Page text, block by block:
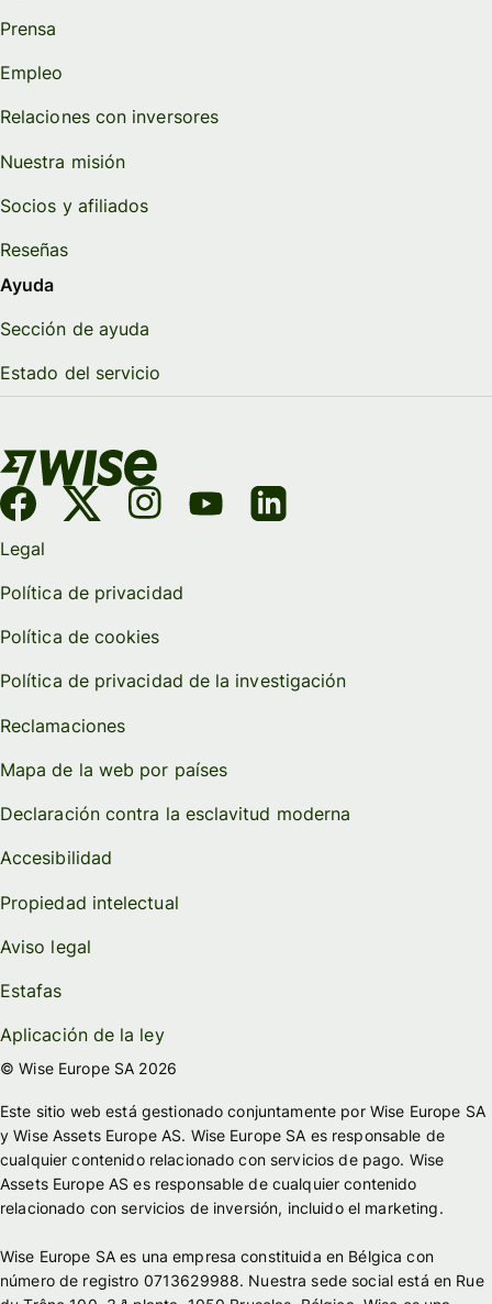
Prensa
Empleo
Relaciones con inversores
Nuestra misión
Socios y afiliados
Reseñas
Ayuda
Sección de ayuda
Estado del servicio
Legal
Política de privacidad
Política de cookies
Política de privacidad de la investigación
Reclamaciones
Mapa de la web por países
Declaración contra la esclavitud moderna
Accesibilidad
Propiedad intelectual
Aviso legal
Estafas
Aplicación de la ley
© Wise Europe SA 2026
Este sitio web está gestionado conjuntamente por Wise Europe SA
y Wise Assets Europe AS. Wise Europe SA es responsable de
cualquier contenido relacionado con servicios de pago. Wise
Assets Europe AS es responsable de cualquier contenido
relacionado con servicios de inversión, incluido el marketing.
Wise Europe SA es una empresa constituida en Bélgica con
número de registro 0713629988. Nuestra sede social está en Rue